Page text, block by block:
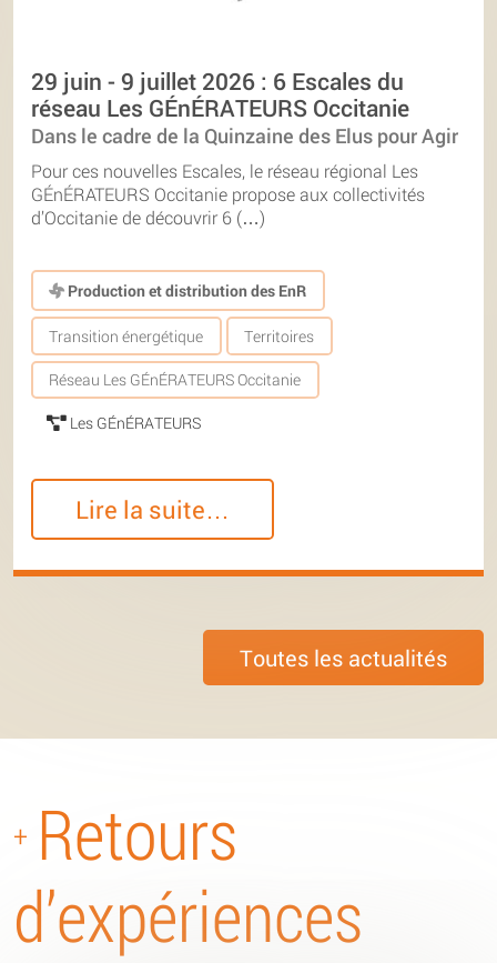
29 juin - 9 juillet 2026 : 6 Escales du
réseau Les GÉnÉRATEURS Occitanie
Dans le cadre de la Quinzaine des Elus pour Agir
Pour ces nouvelles Escales, le réseau régional Les
GÉnÉRATEURS Occitanie propose aux collectivités
d’Occitanie de découvrir 6 (…)
Production et distribution des EnR
Transition énergétique Territoires
Réseau Les GÉnÉRATEURS Occitanie
Les GÉnÉRATEURS
Lire la suite…
Toutes les actualités
+ Retours
d’expériences